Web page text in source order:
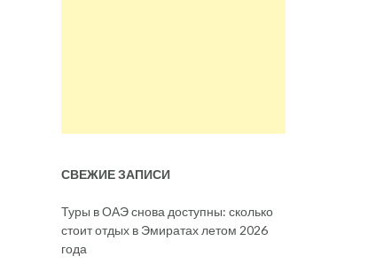
СВЕЖИЕ ЗАПИСИ
Туры в ОАЭ снова доступны: сколько
стоит отдых в Эмиратах летом 2026
года